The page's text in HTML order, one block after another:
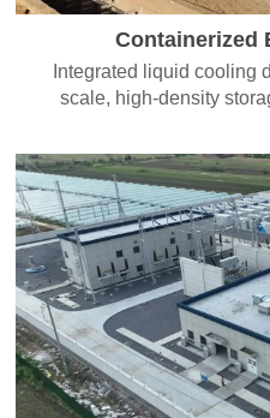
Containerized
Integrated liquid cooling
scale, high-density